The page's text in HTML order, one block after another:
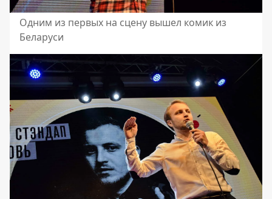
Одним из первых на сцену вышел комик из
Беларуси